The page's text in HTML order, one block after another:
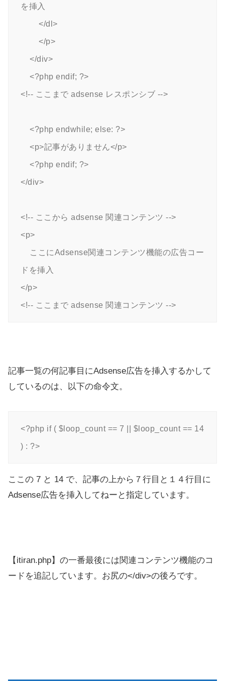
を挿入
        </dl>
        </p>
    </div>
    <?php endif; ?>
<!-- ここまで adsense レスポンシブ -->
    <?php endwhile; else: ?>
    <p>記事がありません</p>
    <?php endif; ?>
</div>
<!-- ここから adsense 関連コンテンツ -->
<p>
ドを挿入
</p>
<!-- ここまで adsense 関連コンテンツ -->
記事一覧の何記事目にAdsense広告を挿入するかして
しているのは、以下の命令文。
<?php if ( $loop_count == 7 || $loop_count == 14
) : ?>
ここの 7 と 14 で、記事の上から７行目と１４行目に
Adsense広告を挿入してねーと指定しています。
【itiran.php】の一番最後には関連コンテンツ機能のコ
ードを追記しています。お尻の</div>の後ろです。